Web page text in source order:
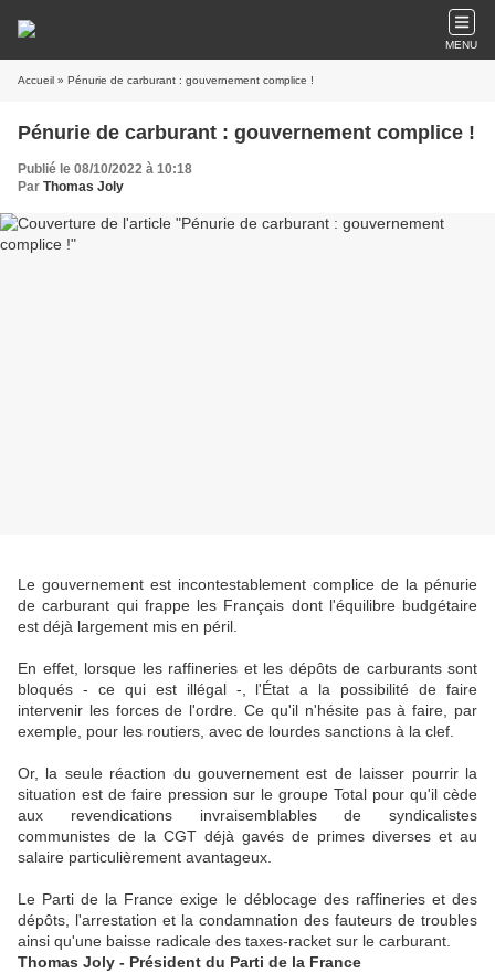
MENU
Accueil » Pénurie de carburant : gouvernement complice !
Pénurie de carburant : gouvernement complice !
Publié le 08/10/2022 à 10:18
Par Thomas Joly
Le gouvernement est incontestablement complice de la pénurie
de carburant qui frappe les Français dont l'équilibre budgétaire
est déjà largement mis en péril.
En effet, lorsque les raffineries et les dépôts de carburants sont
bloqués - ce qui est illégal -, l'État a la possibilité de faire
intervenir les forces de l'ordre. Ce qu'il n'hésite pas à faire, par
exemple, pour les routiers, avec de lourdes sanctions à la clef.
Or, la seule réaction du gouvernement est de laisser pourrir la
situation est de faire pression sur le groupe Total pour qu'il cède
aux revendications invraisemblables de syndicalistes
communistes de la CGT déjà gavés de primes diverses et au
salaire particulièrement avantageux.
Le Parti de la France exige le déblocage des raffineries et des
dépôts, l'arrestation et la condamnation des fauteurs de troubles
ainsi qu'une baisse radicale des taxes-racket sur le carburant.
Thomas Joly - Président du Parti de la France